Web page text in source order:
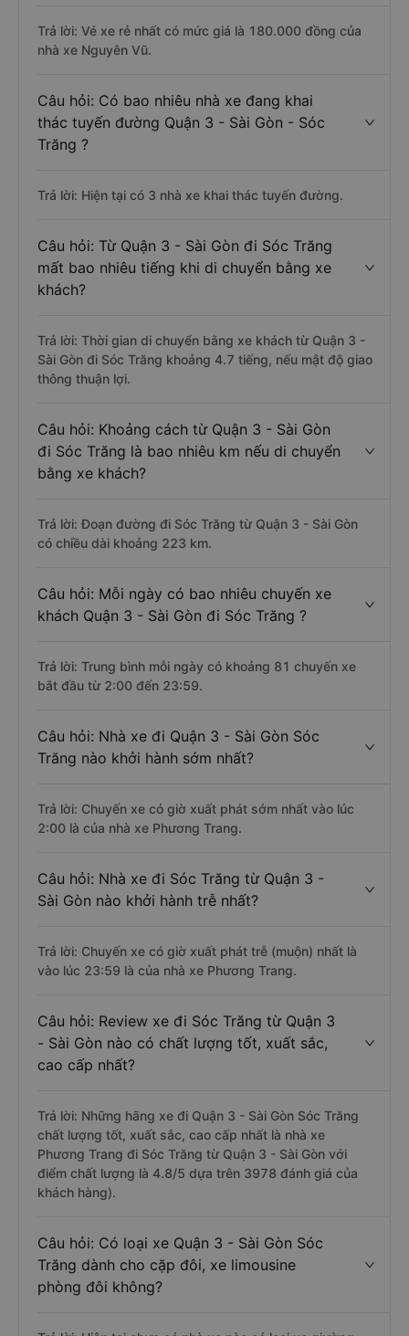
Trả lời: Vé xe rẻ nhất có mức giá là 180.000 đồng của
nhà xe Nguyên Vũ.
Câu hỏi: Có bao nhiêu nhà xe đang khai
thác tuyến đường Quận 3 - Sài Gòn - Sóc
Trăng ?
Trả lời: Hiện tại có 3 nhà xe khai thác tuyến đường.
Câu hỏi: Từ Quận 3 - Sài Gòn đi Sóc Trăng
mất bao nhiêu tiếng khi di chuyển bằng xe
khách?
Trả lời: Thời gian di chuyển bằng xe khách từ Quận 3 -
Sài Gòn đi Sóc Trăng khoảng 4.7 tiếng, nếu mật độ giao
thông thuận lợi.
Câu hỏi: Khoảng cách từ Quận 3 - Sài Gòn
đi Sóc Trăng là bao nhiêu km nếu di chuyển
bằng xe khách?
Trả lời: Đoạn đường đi Sóc Trăng từ Quận 3 - Sài Gòn
có chiều dài khoảng 223 km.
Câu hỏi: Mỗi ngày có bao nhiêu chuyến xe
khách Quận 3 - Sài Gòn đi Sóc Trăng ?
Trả lời: Trung bình mỗi ngày có khoảng 81 chuyến xe
bắt đầu từ 2:00 đến 23:59.
Câu hỏi: Nhà xe đi Quận 3 - Sài Gòn Sóc
Trăng nào khởi hành sớm nhất?
Trả lời: Chuyến xe có giờ xuất phát sớm nhất vào lúc
2:00 là của nhà xe Phương Trang.
Câu hỏi: Nhà xe đi Sóc Trăng từ Quận 3 -
Sài Gòn nào khởi hành trễ nhất?
Trả lời: Chuyến xe có giờ xuất phát trễ (muộn) nhất là
vào lúc 23:59 là của nhà xe Phương Trang.
Câu hỏi: Review xe đi Sóc Trăng từ Quận 3
- Sài Gòn nào có chất lượng tốt, xuất sắc,
cao cấp nhất?
Trả lời: Những hãng xe đi Quận 3 - Sài Gòn Sóc Trăng
chất lượng tốt, xuất sắc, cao cấp nhất là nhà xe
Phương Trang đi Sóc Trăng từ Quận 3 - Sài Gòn với
điểm chất lượng là 4.8/5 dựa trên 3978 đánh giá của
khách hàng).
Câu hỏi: Có loại xe Quận 3 - Sài Gòn Sóc
Trăng dành cho cặp đôi, xe limousine
phòng đôi không?